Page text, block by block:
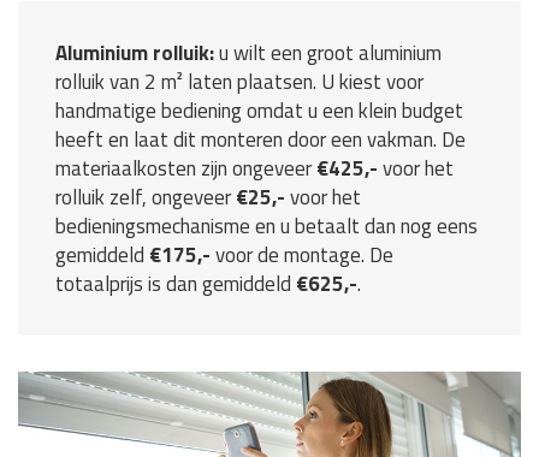
Aluminium rolluik:u wilt een groot aluminium
rolluik van 2 m² laten plaatsen. U kiest voor
handmatige bediening omdat u een klein budget
heeft en laat dit monteren door een vakman. De
materiaalkosten zijn ongeveer€425,-voor het
rolluik zelf, ongeveer€25,-voor het
bedieningsmechanisme en u betaalt dan nog eens
gemiddeld €175,-voor de montage. De
totaalprijs is dan gemiddeld €625,-.